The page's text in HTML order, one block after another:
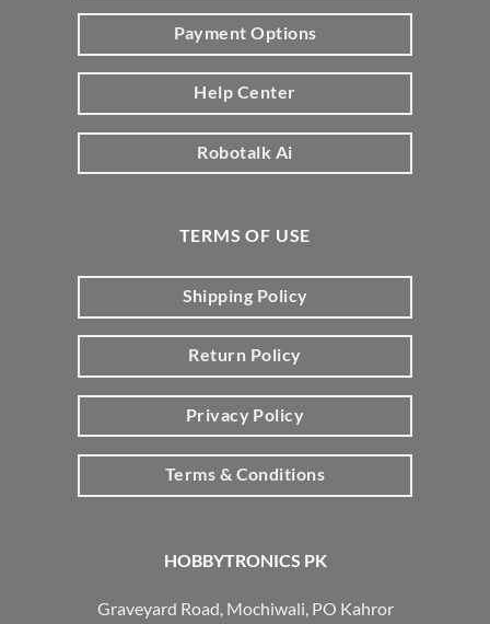
HOBBYTRONICS PK
Graveyard Road, Mochiwali, PO Kahror
Payment Options
Help Center
Robotalk Ai
TERMS OF USE
Shipping Policy
Return Policy
Privacy Policy
Terms & Conditions